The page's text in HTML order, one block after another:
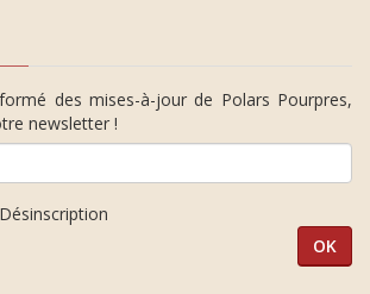
des mises-à-jour de Polars Pourpres,
newsletter !
Désinscription